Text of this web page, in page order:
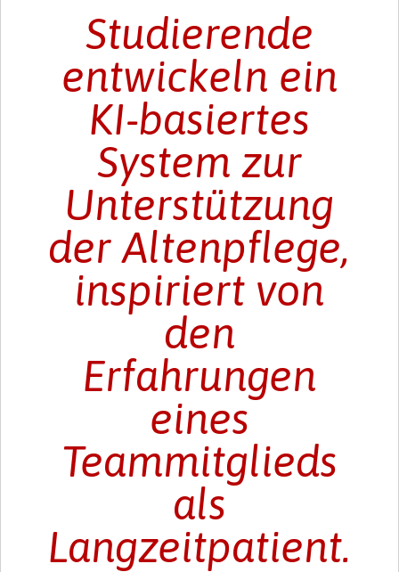
Studierende
entwickeln ein
KI-basiertes
System zur
Unterstützung
der Altenpflege,
inspiriert von
den
Erfahrungen
eines
Teammitglieds
als
Langzeitpatient.